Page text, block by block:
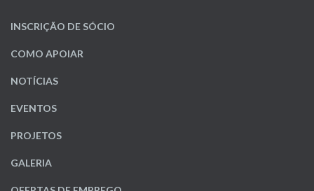
INSCRIÇÃO DE SÓCIO
COMO APOIAR
NOTÍCIAS
EVENTOS
PROJETOS
GALERIA